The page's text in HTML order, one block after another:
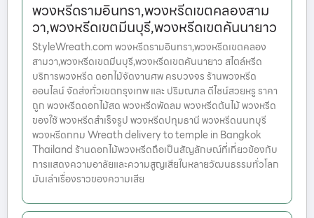
พวงหรีดรามอินทรา,พวงหรีดเขตคลองสาม
วา,พวงหรีดเขตมีนบุรี,พวงหรีดเขตคันนายาว
StyleWreath.com พวงหรีดรามอินทรา,พวงหรีดเขตคลอง
สามวา,พวงหรีดเขตมีนบุรี,พวงหรีดเขตคันนายาว สไตล์หรีด
บริการพวงหรีด ดอกไม้จัดงานศพ ครบวงจร ร้านพวงหรีด
ออนไลน์ จัดส่งทั่วเขตกรุงเทพ และ ปริมณฑล ดีไซน์สวยหรู ราคา
ถูก พวงหรีดดอกไม้สด พวงหรีดพัดลม พวงหรีดต้นไม้ พวงหรีด
ของใช้ พวงหรีดสำเร็จรูป พวงหรีดปทุมธานี พวงหรีดนนทบุรี
พวงหรีดกทม Wreath delivery to temple in Bangkok
Thailand ร้านดอกไม้พวงหรีดถือเป็นสัญลักษณ์ที่เกี่ยวข้องกับ
การแสดงความอาลัยและความสูญเสียในหลายวัฒนธรรมทั่วโลก
มันเล่าเรื่องราวของความเสีย